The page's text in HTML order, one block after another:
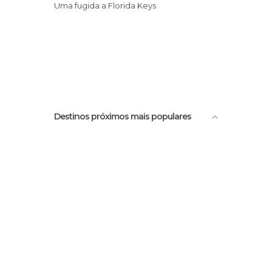
Uma fugida a Florida Keys
Destinos próximos mais populares